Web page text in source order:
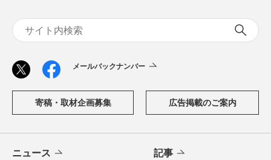
メールバックナンバー
寄稿・取材企画募集 広告掲載のご案内
ニュース 記事